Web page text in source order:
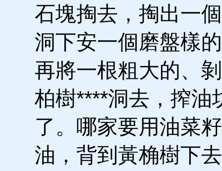
石塊掏去，掏出一
洞下安一個磨盤樣
再將一根粗大的、
柏樹****洞去，搾油
了。哪家要用油菜
油，背到黃桷樹下